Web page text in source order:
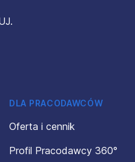
DLA PRACODAWCÓW
Oferta i cennik
Profil Pracodawcy 360°